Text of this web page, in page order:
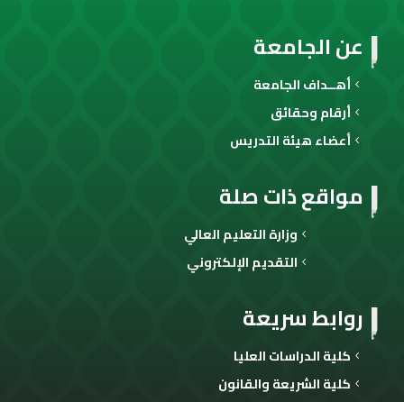
روابط سريعة
كلية الدراسات العليا
كلية الشريعة والقانون
مواقع ذات صلة
وزارة التعليم العالي
التقديم الإلكتروني
عن الجامعة
أهــداف الجامعة
أرقام وحقائق
أعضاء هيئة التدريس